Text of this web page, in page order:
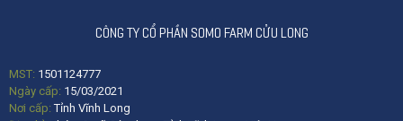
CÔNG TY CỔ PHẦN SOMO FARM CỬU LONG
MST: 1501124777
Ngày cấp: 15/03/2021
Nơi cấp:Tỉnh Vĩnh Long